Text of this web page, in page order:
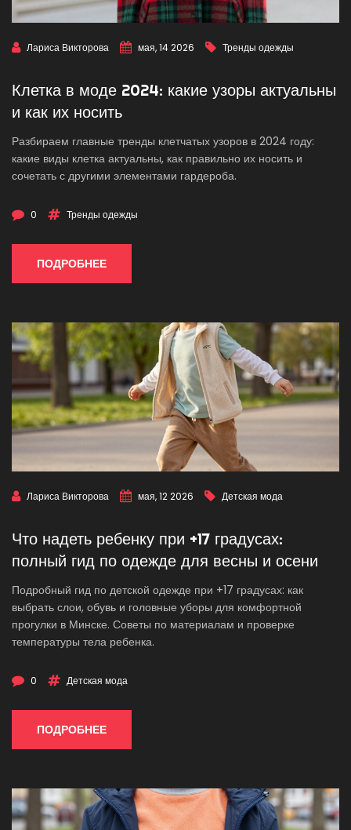
Лариса Викторова мая, 14 2026 Тренды одежды
Клетка в моде 2024: какие узоры актуальны
и как их носить
Разбираем главные тренды клетчатых узоров в 2024 году:
какие виды клетка актуальны, как правильно их носить и
сочетать с другими элементами гардероба.
0 Тренды одежды
ПОДРОБНЕЕ
Лариса Викторова мая, 12 2026 Детская мода
Что надеть ребенку при +17 градусах:
полный гид по одежде для весны и осени
Подробный гид по детской одежде при +17 градусах: как
выбрать слои, обувь и головные уборы для комфортной
прогулки в Минске. Советы по материалам и проверке
температуры тела ребенка.
0 Детская мода
ПОДРОБНЕЕ